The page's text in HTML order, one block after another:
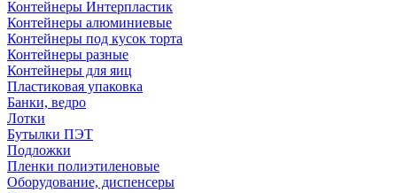
Контейнеры Интерпластик
Контейнеры алюминиевые
Контейнеры под кусок торта
Контейнеры разные
Контейнеры для яиц
Пластиковая упаковка
Банки, ведро
Лотки
Бутылки ПЭТ
Подложки
Пленки полиэтиленовые
Оборудование, диспенсеры